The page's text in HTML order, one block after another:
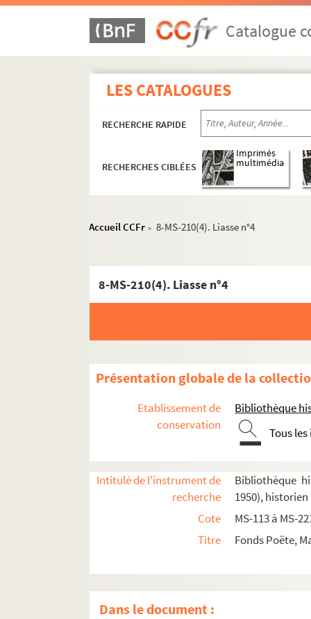
Catalogue
LES CATALOGUES
RECHERCHE RAPIDE
RECHERCHES CIBLÉES
Imprimés
multimédia
Accueil CCFr > 8-MS-210(4). Liasse n°4
8-MS-210(4). Liasse n°4
Présentation globale de la
Etablissement de
conservation
Bibliothèque
Tous
Intitulé de l'instrument de
recherche
Bibliothèque
1950), historien
Cote
MS-113 à MS-
Titre
Fonds Poëte,
Dans le document :
Marcel Poëte. Manuscrits mis au net de ses
Antiquité. Notes de travail
Moyen Âge. Notes de travail, textes
Époque moderne (XVIe-XVIIIesiècles). Notes
Urbanisme. Notes de travail, textes de